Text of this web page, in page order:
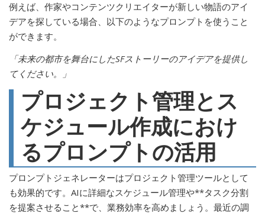
例えば、作家やコンテンツクリエイターが新しい物語のアイ
デアを探している場合、以下のようなプロンプトを使うこと
ができます。
「未来の都市を舞台にしたSFストーリーのアイデアを提供し
てください。」
プロジェクト管理とス
ケジュール作成におけ
るプロンプトの活用
プロンプトジェネレーターはプロジェクト管理ツールとして
も効果的です。AIに詳細なスケジュール管理や**タスク分割
を提案させること**で、業務効率を高めましょう。最近の調